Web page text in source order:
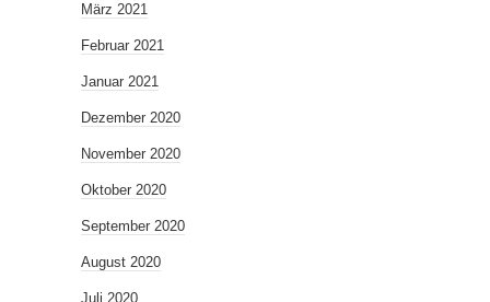
März 2021
Februar 2021
Januar 2021
Dezember 2020
November 2020
Oktober 2020
September 2020
August 2020
Juli 2020